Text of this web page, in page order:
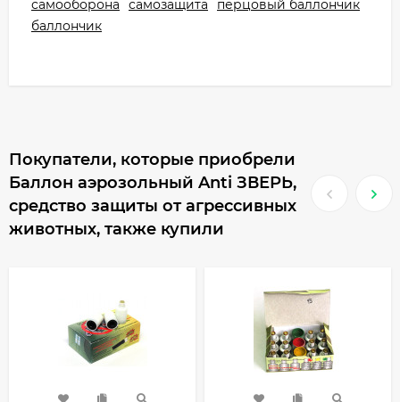
самооборона
самозащита
перцовый баллончик
баллончик
Покупатели, которые приобрели
Баллон аэрозольный Anti ЗВЕРЬ,
средство защиты от агрессивных
животных, также купили